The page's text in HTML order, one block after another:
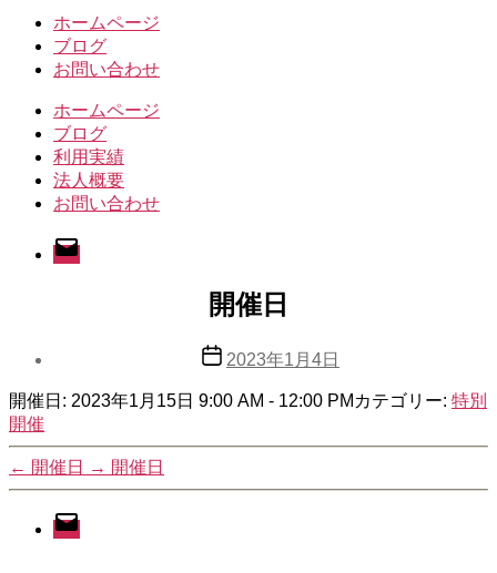
ホームページ
ブログ
お問い合わせ
ホームページ
ブログ
利用実績
法人概要
お問い合わせ
メ
ー
開催日
投
日
2023年1月4日
開催日: 2023年1月15日 9:00 AM - 12:00 PM カテゴリー: 特別
開催
← 開催日 → 開催日
メ
ー